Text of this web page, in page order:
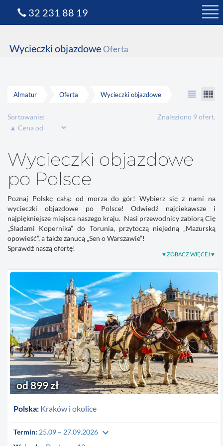
Wycieczki objazdowe Oferta
Almatur Oferta Wycieczki objazdowe view_headline view_comfy
Sortowanie: Znaleziono 9 ofert.
Wycieczki objazdowe
po Polsce
Poznaj Polskę całą: od morza do gór! Wybierz się z nami na
wycieczki objazdowe po Polsce! Odwiedź najciekawsze i
najpiękniejsze miejsca naszego kraju. Nasi przewodnicy zabiorą Cię
„Śladami Kopernika” do Torunia, przytoczą niejedną „Mazurską
opowieść”, a także zanucą „Sen o Warszawie”!
Sprawdź naszą ofertę!
Polska: Kraków i okolice
od 899 zł
Termin: 25.09 – 27.09.2026 keyboard_arrow_down
32 231 88 19